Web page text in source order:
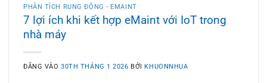
PHÂN TÍCH RUNG ĐỘNG - EMAINT
7 lợi ích khi kết hợp eMaint với IoT trong
nhà máy
ĐĂNG VÀO30TH THÁNG 1 2026 BỞI KHUONNHUA